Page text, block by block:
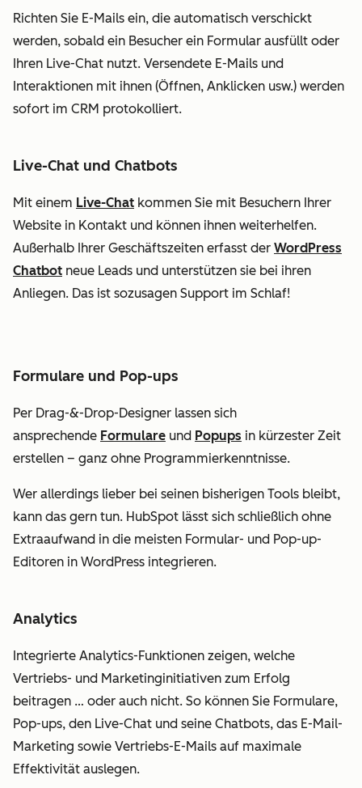
Richten Sie E-Mails ein, die automatisch verschickt
werden, sobald ein Besucher ein Formular ausfüllt oder
Ihren Live-Chat nutzt. Versendete E-Mails und
Interaktionen mit ihnen (Öffnen, Anklicken usw.) werden
sofort im CRM protokolliert.
Live-Chat und Chatbots
Mit einem Live-Chat kommen Sie mit Besuchern Ihrer
Website in Kontakt und können ihnen weiterhelfen.
Außerhalb Ihrer Geschäftszeiten erfasst der WordPress
Chatbot neue Leads und unterstützen sie bei ihren
Anliegen. Das ist sozusagen Support im Schlaf!
Formulare und Pop-ups
Per Drag-&-Drop-Designer lassen sich
ansprechende Formulare und Popups in kürzester Zeit
erstellen – ganz ohne Programmierkenntnisse.
Wer allerdings lieber bei seinen bisherigen Tools bleibt,
kann das gern tun. HubSpot lässt sich schließlich ohne
Extraaufwand in die meisten Formular- und Pop-up-
Editoren in WordPress integrieren.
Analytics
Integrierte Analytics-Funktionen zeigen, welche
Vertriebs- und Marketinginitiativen zum Erfolg
beitragen … oder auch nicht. So können Sie Formulare,
Pop-ups, den Live-Chat und seine Chatbots, das E-Mail-
Marketing sowie Vertriebs-E-Mails auf maximale
Effektivität auslegen.